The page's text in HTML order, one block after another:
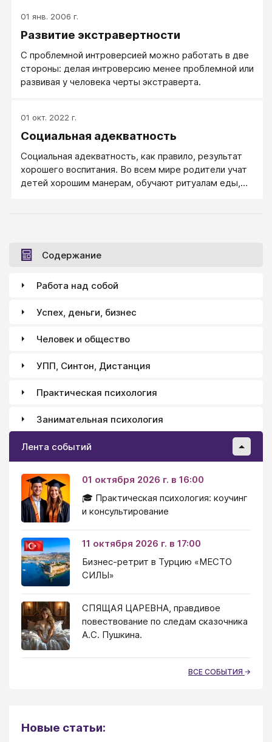
01 янв. 2006 г.
Развитие экстравертности
С проблемной интроверсией можно работать в две
стороны: делая интроверсию менее проблемной или
развивая у человека черты экстраверта.
01 окт. 2022 г.
Социальная адекватность
Социальная адекватность, как правило, результат
хорошего воспитания. Во всем мире родители учат
детей хорошим манерам, обучают ритуалам еды,
получают достаточное воспитание, в результате
чего в некоторых ситуациях оказываются не вполне
Содержание
Работа над собой
Успех, деньги, бизнес
Человек и общество
УПП, Синтон, Дистанция
Практическая психология
Занимательная психология
Лента событий
01 октября 2026 г. в 16:00
🎓 Практическая психология: коучинг
и консультирование
11 октября 2026 г. в 17:00
Бизнес-ретрит в Турцию «МЕСТО
СИЛЫ»
СПЯЩАЯ ЦАРЕВНА, правдивое
повествование по следам сказочника
А.С. Пушкина.
ВСЕ СОБЫТИЯ
Новые статьи: